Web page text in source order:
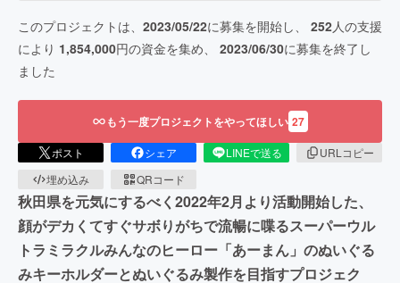
このプロジェクトは、 2023/05/22に募集を開始し、 252人の支援
により 1,854,000円の資金を集め、 2023/06/30に募集を終了し
ました
もう一度プロジェクトをやってほしい 27
ポスト シェア LINEで送る
URLコピー
埋め込み
QRコード
秋田県を元気にするべく2022年2月より活動開始した、
顔がデカくてすぐサボりがちで流暢に喋るスーパーウル
トラミラクルみんなのヒーロー「あーまん」のぬいぐる
みキーホルダーとぬいぐるみ製作を目指すプロジェク